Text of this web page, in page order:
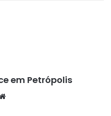
em Petrópolis